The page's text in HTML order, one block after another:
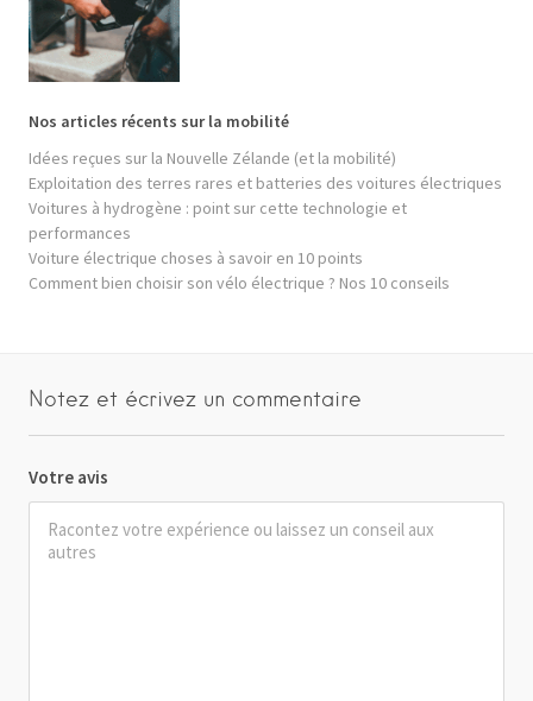
Nos articles récents sur la mobilité
Idées reçues sur la Nouvelle Zélande (et la mobilité)
Exploitation des terres rares et batteries des voitures électriques
Voitures à hydrogène : point sur cette technologie et
performances
Voiture électrique choses à savoir en 10 points
Comment bien choisir son vélo électrique ? Nos 10 conseils
Notez et écrivez un commentaire
Votre avis